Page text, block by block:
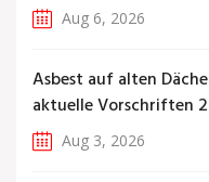
Aug 6, 2026
Asbest auf alten
aktuelle Vorschriften
Aug 3, 2026